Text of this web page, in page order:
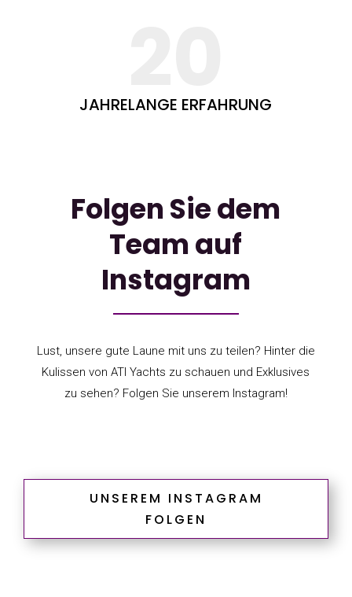
JAHRELANGE ERFAHRUNG
Folgen Sie dem
Team auf
Instagram
Lust, unsere gute Laune mit uns zu teilen? Hinter die
Kulissen von ATI Yachts zu schauen und Exklusives
zu sehen? Folgen Sie unserem Instagram!
UNSEREM INSTAGRAM
FOLGEN